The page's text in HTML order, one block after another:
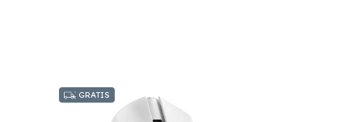
GRATIS